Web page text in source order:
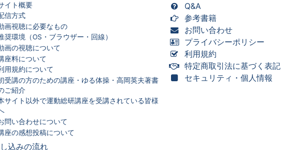
イト概要
信方式
画視聴に必要なもの
奨環境（OS・ブラウザー・回線）
画の視聴について
座料について
用規約について
受講の方のための講座・ゆる体操・高岡英夫著書
ご紹介
サイト以外で運動総研講座を受講されている皆様
問い合わせについて
座の感想投稿について
込みの流れ
Q&A
参考書籍
お問い合わせ
プライバシーポリシー
利用規約
特定商取引法に基づく表記
セキュリティ・個人情報